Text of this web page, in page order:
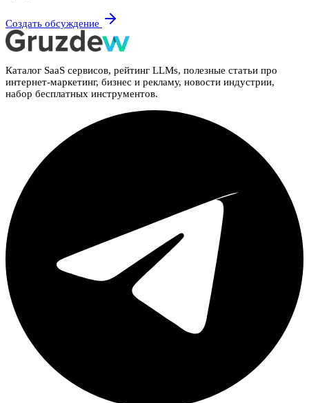
Создать обсуждение
Каталог SaaS сервисов, рейтинг LLMs, полезные статьи про
интернет-маркетинг, бизнес и рекламу, новости индустрии,
набор бесплатных инструментов.